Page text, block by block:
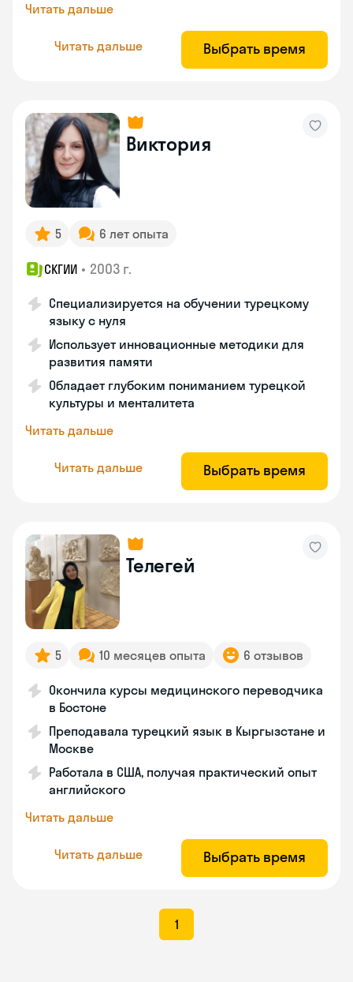
Читать дальше
Читать дальше Выбрать время
Виктория
5 6 лет опыта
СКГИИ • 2003 г.
Специализируется на обучении турецкому
языку с нуля
Использует инновационные методики для
развития памяти
Обладает глубоким пониманием турецкой
культуры и менталитета
Читать дальше
Читать дальше Выбрать время
Телегей
5 10 месяцев опыта 6 отзывов
Окончила курсы медицинского переводчика
в Бостоне
Преподавала турецкий язык в Кыргызстане и
Москве
Работала в США, получая практический опыт
английского
Читать дальше
Читать дальше Выбрать время
1